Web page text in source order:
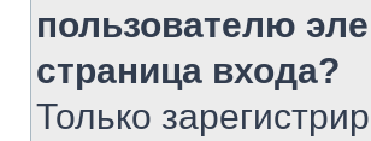
пользователю
страница входа?
Только